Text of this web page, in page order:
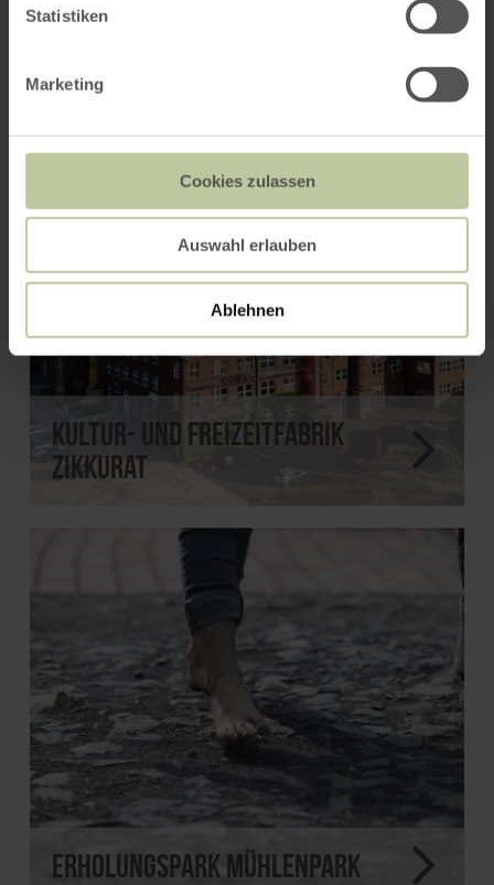
Statistiken
Marketing
Cookies zulassen
Auswahl erlauben
Ablehnen
You might also be interested
in
Kultur- und Freizeitfabrik
Zikkurat
Erholungspark Mühlenpark